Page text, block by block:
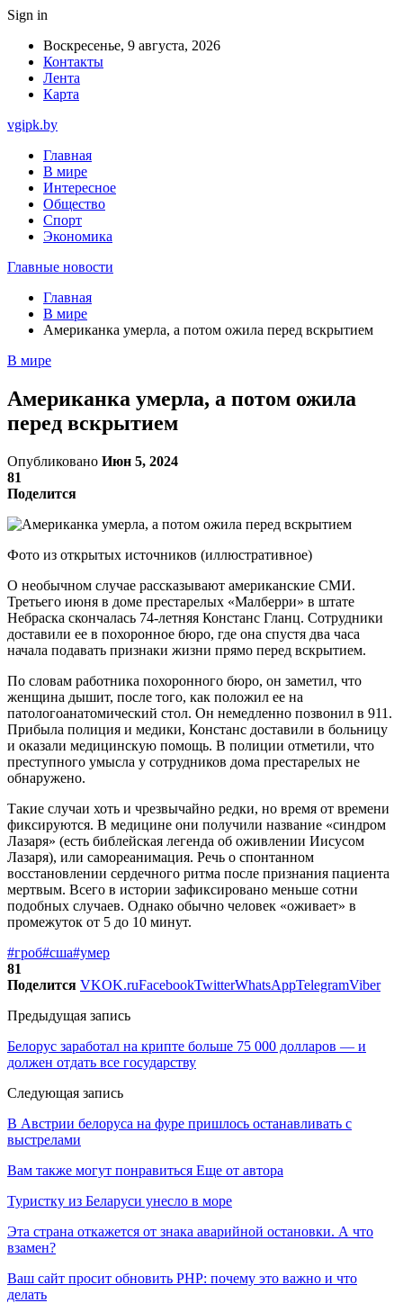
Sign in
Воскресенье, 9 августа, 2026
Контакты
Лента
Карта
vgipk.by
Главная
В мире
Интересное
Общество
Спорт
Экономика
Главные новости
Главная
В мире
Американка умерла, а потом ожила перед вскрытием
В мире
Американка умерла, а потом ожила
перед вскрытием
Опубликовано Июн 5, 2024
81
Поделится
Фото из открытых источников (иллюстративное)
О необычном случае рассказывают американские СМИ.
Третьего июня в доме престарелых «Малберри» в штате
Небраска скончалась 74-летняя Констанс Гланц. Сотрудники
доставили ее в похоронное бюро, где она спустя два часа
начала подавать признаки жизни прямо перед вскрытием.
По словам работника похоронного бюро, он заметил, что
женщина дышит, после того, как положил ее на
патологоанатомический стол. Он немедленно позвонил в 911.
Прибыла полиция и медики, Констанс доставили в больницу
и оказали медицинскую помощь. В полиции отметили, что
преступного умысла у сотрудников дома престарелых не
обнаружено.
Такие случаи хоть и чрезвычайно редки, но время от времени
фиксируются. В медицине они получили название «синдром
Лазаря» (есть библейская легенда об оживлении Иисусом
Лазаря), или самореанимация. Речь о спонтанном
восстановлении сердечного ритма после признания пациента
мертвым. Всего в истории зафиксировано меньше сотни
подобных случаев. Однако обычно человек «оживает» в
промежуток от 5 до 10 минут.
#гроб#сша#умер
81
Поделится VKOK.ruFacebookTwitterWhatsAppTelegramViber
Предыдущая запись
Белорус заработал на крипте больше 75 000 долларов — и
должен отдать все государству
Следующая запись
В Австрии белоруса на фуре пришлось останавливать с
выстрелами
Вам также могут понравиться Еще от автора
Туристку из Беларуси унесло в море
Эта страна откажется от знака аварийной остановки. А что
взамен?
Ваш сайт просит обновить PHP: почему это важно и что
делать